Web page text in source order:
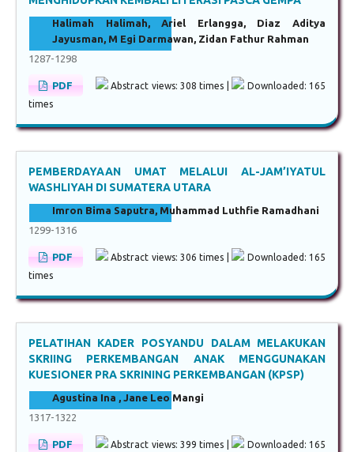
Halimah Halimah, Ariel Erlangga, Diaz Aditya
Jayusman, M Egi Darmawan, Zidan Fathur Rahman
1287-1298
PDF Abstract views: 308 times |
Downloaded: 165
times
PEMBERDAYAAN UMAT MELALUI AL-JAM’IYATUL
WASHLIYAH DI SUMATERA UTARA
Imron Bima Saputra, Muhammad Luthfie Ramadhani
1299-1316
PDF Abstract views: 306 times |
Downloaded: 165
times
PELATIHAN KADER POSYANDU DALAM MELAKUKAN
SKRIING PERKEMBANGAN ANAK MENGGUNAKAN
KUESIONER PRA SKRINING PERKEMBANGAN (KPSP)
Agustina Ina , Jane Leo Mangi
1317-1322
PDF Abstract views: 399 times | Downloaded: 165